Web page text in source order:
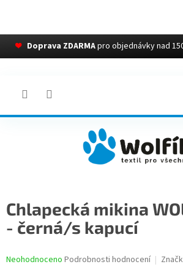
❤ Doprava ZDARMApro objednávky nad
Chlapecká mikina
- černá/s kapucí
Průměrné
Neohodnoceno Podrobnosti hodnocení